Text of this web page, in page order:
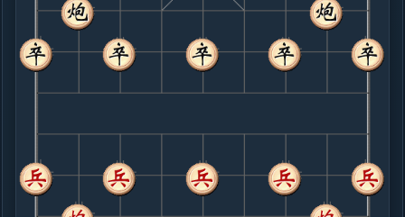
.....卒１进１
6. 炮八平七
红+6
炮八进四
.....马３进２
红+8
7. 车九进一
红+4
8. 炮七退一
红+23
.....马１退２
红+53
车１进３
9. 马三进四
红+63
.....象３进５